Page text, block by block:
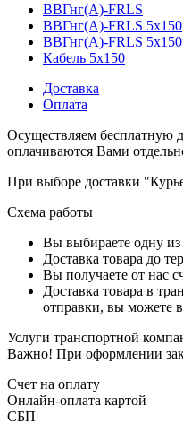
ВВГнг(А)-FRLS
ВВГнг(А)-FRLS 5x150
ВВГнг(А)-FRLS 5x150
Кабель 5x150
Доставка
Оплата
Осуществляем бесплатную
оплачиваются Вами
При выборе доставки
Схема работы
Вы выбираете одну
Доставка товара до
Вы получаете от нас
Доставка товара в
отправки, вы можете
Услуги транспортной
Важно! При оформлении
Счет на оплату
Онлайн-оплата картой
СБП